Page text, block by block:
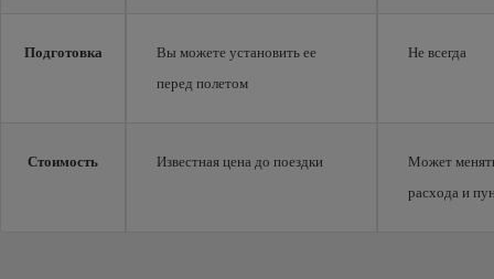
Подготовка
Вы можете установить ее
перед полетом
Не всегда
Стоимость Известная цена до поездки
Может
расхода и